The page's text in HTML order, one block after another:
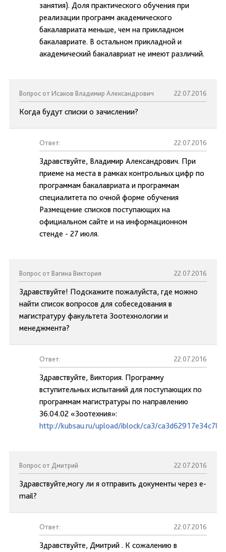
занятия). Доля практического обучения при
реализации программ академического
бакалавриата меньше, чем на прикладном
бакалавриате. В остальном прикладной и
академический бакалавриат не имеют различий.
Вопрос от Исаков Владимир Александрович 22.07.2016
Когда будут списки о зачислении?
Ответ: 22.07.2016
Здравствуйте, Владимир Александрович. При
приеме на места в рамках контрольных цифр по
программам бакалавриата и программам
специалитета по очной форме обучения
Размещение списков поступающих на
официальном сайте и на информационном
стенде - 27 июля.
Вопрос от Вагина Виктория 22.07.2016
Здравствуйте! Подскажите пожалуйста, где можно
найти список вопросов для собеседования в
магистратуру факультета Зоотехнологии и
менеджмента?
Ответ: 22.07.2016
Здравствуйте, Виктория. Программу
вступительных испытаний для поступающих по
программам магистратуры по направлению
36.04.02 «Зоотехния»:
http://kubsau.ru/upload/iblock/ca3/
Вопрос от Дмитрий 22.07.2016
Здравствуйте,могу ли я отправить документы через e-
mail?
Ответ: 22.07.2016
Здравствуйте, Дмитрий . К сожалению в